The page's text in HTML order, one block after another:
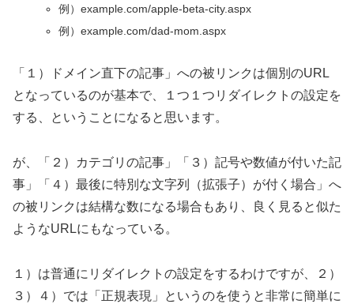
例）example.com/apple-beta-city.aspx
例）example.com/dad-mom.aspx
「１）ドメイン直下の記事」への被リンクは個別のURL
となっているのが基本で、１つ１つリダイレクトの設定を
する、ということになると思います。
が、「２）カテゴリの記事」「３）記号や数値が付いた記
事」「４）最後に特別な文字列（拡張子）が付く場合」へ
の被リンクは結構な数になる場合もあり、良く見ると似た
ようなURLにもなっている。
１）は普通にリダイレクトの設定をするわけですが、２）
３）４）では「正規表現」というのを使うと非常に簡単に